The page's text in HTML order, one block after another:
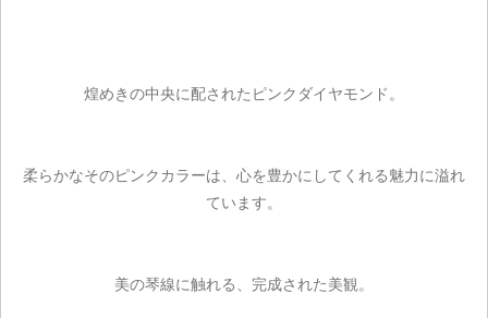
煌めきの中央に配されたピンクダイヤモンド。
柔らかなそのピンクカラーは、心を豊かにしてくれる魅力に溢れ
ています。
美の琴線に触れる、完成された美観。